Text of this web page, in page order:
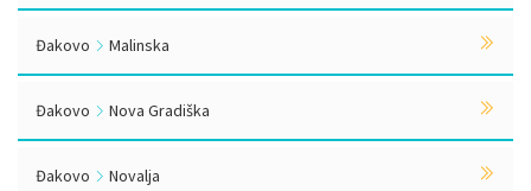
Đakovo Malinska
Đakovo Nova Gradiška
Đakovo Novalja